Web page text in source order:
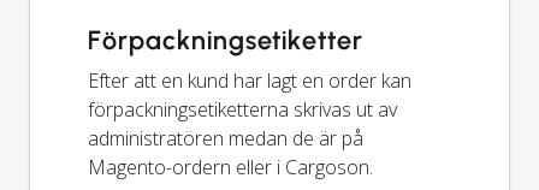
Förpackningsetiketter
Efter att en kund har lagt en order kan
förpackningsetiketterna skrivas ut av
administratören medan de är på
Magento-ordern eller i Cargoson.